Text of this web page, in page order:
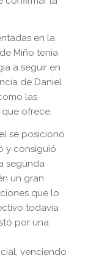
en la
Miño tenía
a seguir en
de Daniel
las
ofrece.
se posicionó
y consiguió
segunda
un gran
que lo
todavía
por una
venciendo